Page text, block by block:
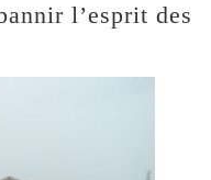
l’esprit des